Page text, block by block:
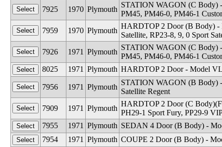
7925
1970 Plymouth
STATION WAGON (C Body)
PM45, PM46-0, PM46-1
7959
1970 Plymouth
HARDTOP 2 Door (B Body) -
Satellite, RP23-8, 9, 0 Sport
7926
1971 Plymouth
STATION WAGON (C Body)
PM45, PM46-0, PM46-1
8025
1971 Plymouth HARDTOP 2 Door - Model
7956 1971 Plymouth
STATION WAGON (B Body)
Satellite Regent
7909
1971 Plymouth
HARDTOP 2 Door (C
PH29-1 Sport Fury, PP29-9
7955
1971 Plymouth SEDAN 4 Door (B Body) -
7954
1971 Plymouth COUPE 2 Door (B Body) -